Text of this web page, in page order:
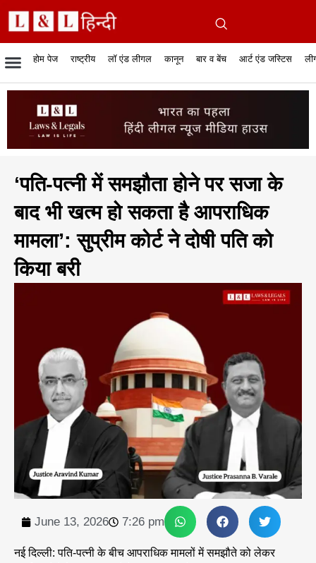
होम पेज राष्ट्रीय
रिपोर्टेबल जजमेंट सुप्रीम कोर्ट हाईकोर्ट
लॉ एंड लीगल
रिसर्च एनालाईसिस एंड लॉ केस स्टेटस
कानून
व्यापार में कानून फिल्में और कानून
बार व बेंच
बार एसोसिएशन बार
आर्ट एंड जस्टिस
जस्टिस एंड जस्टिस
‘पति-पत्नी में समझौता होने पर सजा के
बाद भी खत्म हो सकता है आपराधिक
मामला’: सुप्रीम कोर्ट ने दोषी पति को
किया बरी
June 13, 2026 7:26 pm
नई दिल्ली: पति-पत्नी के बीच आपराधिक मामलों में समझौते को लेकर